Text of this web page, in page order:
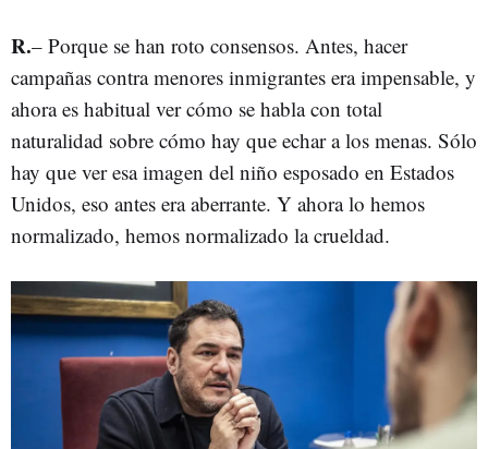
R.– Porque se han roto consensos. Antes, hacer
campañas contra menores inmigrantes era impensable, y
ahora es habitual ver cómo se habla con total
naturalidad sobre cómo hay que echar a los menas. Sólo
hay que ver esa imagen del niño esposado en Estados
Unidos, eso antes era aberrante. Y ahora lo hemos
normalizado, hemos normalizado la crueldad.